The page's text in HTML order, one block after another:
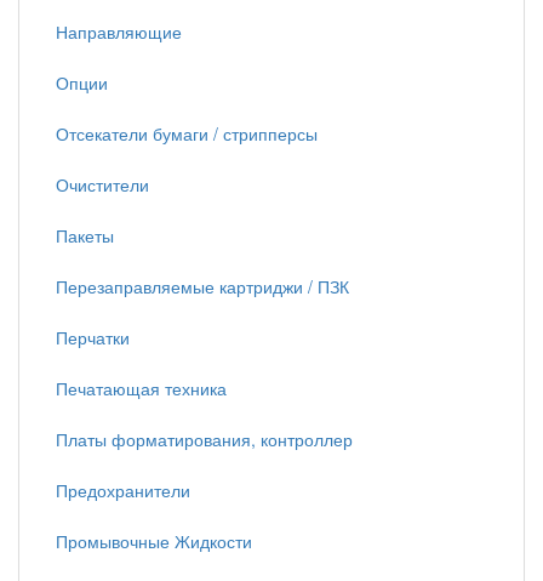
Направляющие
Опции
Отсекатели бумаги / стрипперсы
Очистители
Пакеты
Перезаправляемые картриджи / ПЗК
Перчатки
Печатающая техника
Платы форматирования, контроллер
Предохранители
Промывочные Жидкости